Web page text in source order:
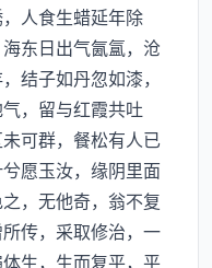
人食生蜡延年除
东日出气氤氲，沧
结子如丹忽如漆，
，留与红霞共吐
可群，餐松有人已
愿玉汝，缘阴里面
，无他奇，翁不复
传，采取修治，一
生，生而复平，平